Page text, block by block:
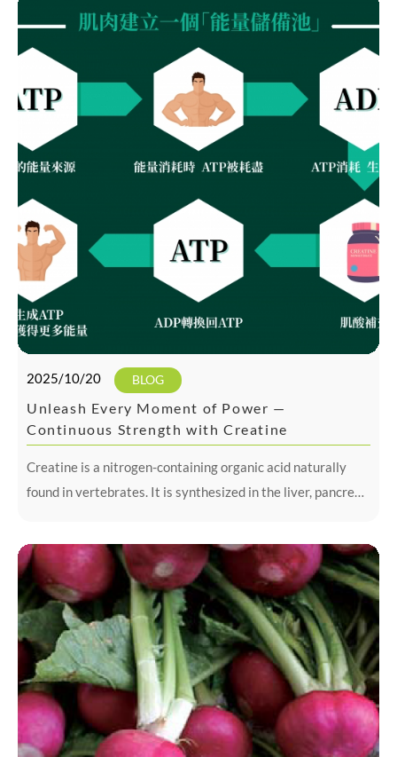
2025/10/20 BLOG
Unleash Every Moment of Power —
Continuous Strength with Creatine
Creatine is a nitrogen-containing organic acid naturally
found in vertebrates. It is synthesized in the liver, pancreas,
methionine.